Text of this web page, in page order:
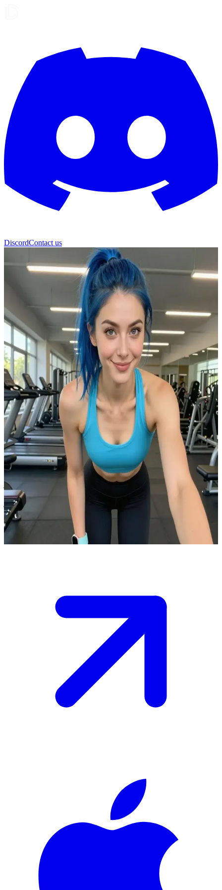
DiscordContact us
جولي
جولي، عدّاءة المضمار ذات الشعر الأزرق
قابلت جولي في الصالة الرياضية حيث تتدرب كعدّاءة مضمار
محترفة. لفت شعرها الأزرق الجذاب نظرك أثناء تمرينك، والآن
تقترب منك بعد انتهائها من الجري بكل ثقة وعفوية. الشرارات تتطاير
في هذا اللقاء العفوي في النادي—ماذا ستقول لتجعل المحادثة
تستمر؟